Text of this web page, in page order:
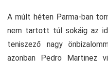
A múlt héten Parma-ban
nem tartott túl sokáig az
teniszező nagy
azonban Pedro Martinez